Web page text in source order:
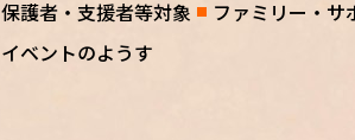
保護者・支援者等対象
イベントのようす
ファミリー・サ